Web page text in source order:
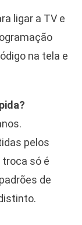
ligar a TV e
na tela e
pelos
só é
de